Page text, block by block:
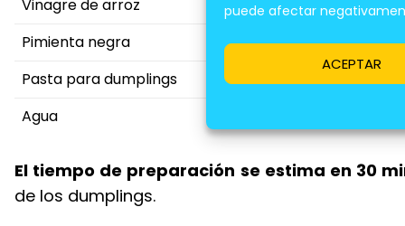
puede afectar
ACEPTAR
Vinagre de arroz
Pimienta negra
Pasta para dumplings
Agua
El tiempo de preparación se estima en 30
de los dumplings.